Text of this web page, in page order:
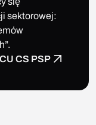
sektorowej:
CS PSP